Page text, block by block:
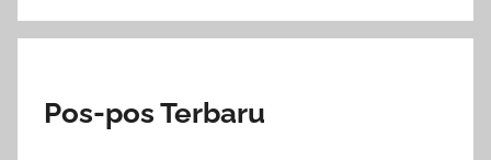
Pos-pos Terbaru